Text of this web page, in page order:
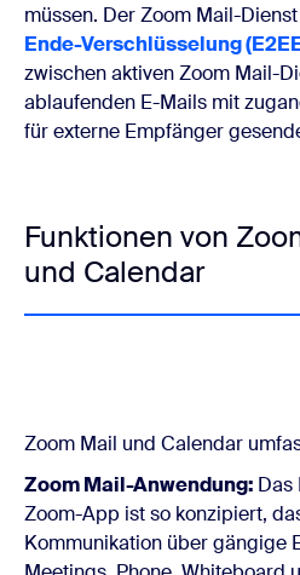
müssen. Der Zoom Mail-
Ende-Verschlüsselung
zwischen aktiven Zoom Mail-
ablaufenden E-Mails mit
für externe Empfänger
Funktionen von
und Calendar
Zoom Mail und Calendar
Zoom Mail-Anwendung: Das
Zoom-App ist so konzipiert,
Kommunikation über gängige